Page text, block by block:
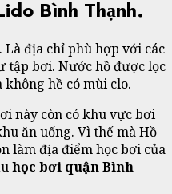
Bình Thạnh.
địa chỉ phù hợp với các
tập bơi. Nước hồ được lọc
hề có mùi clo.
này còn có khu vực bơi
ăn uống. Vì thế mà Hồ
làm địa điểm học bơi của
học bơi quận Bình